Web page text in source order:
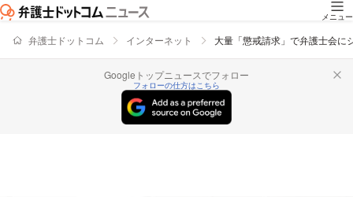
メニュー
弁護士ドットコム インターネット 大量「懲戒請求」で弁護士会に
Googleトップニュースでフォロー
フォローの仕方はこちら